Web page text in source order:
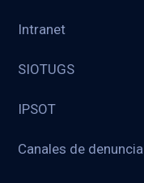
Intranet
SIOTUGS
IPSOT
Canales de denuncia